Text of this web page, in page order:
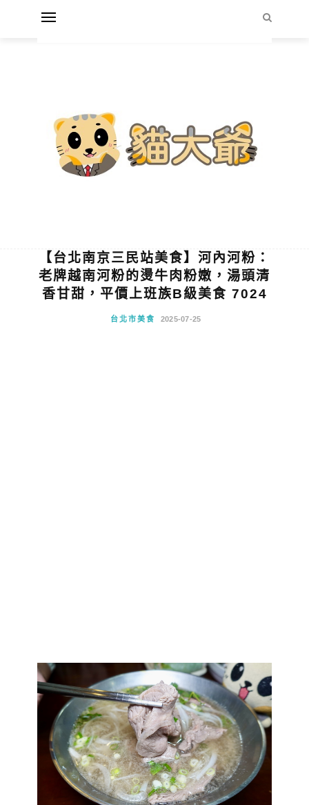
【台北南京三民站美食】河內河粉：
老牌越南河粉的燙牛肉粉嫩，湯頭清
香甘甜，平價上班族B級美食 7024
台北市美食 2025-07-25